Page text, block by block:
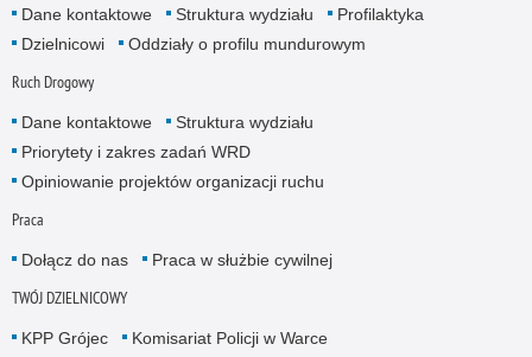
Dane kontaktowe Struktura wydziału
Profilaktyka
Dzielnicowi
Oddziały o profilu mundurowym
Ruch Drogowy
Dane kontaktowe
Struktura wydziału
Priorytety i zakres zadań WRD
Opiniowanie projektów organizacji ruchu
Praca
Dołącz do nas Praca w służbie cywilnej
TWÓJ DZIELNICOWY
KPP Grójec
Komisariat Policji w Warce